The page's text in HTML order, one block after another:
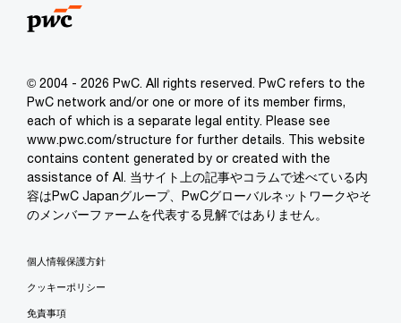
© 2004 - 2026 PwC. All rights reserved. PwC refers to the
PwC network and/or one or more of its member firms,
each of which is a separate legal entity. Please see
www.pwc.com/structure for further details. This website
contains content generated by or created with the
assistance of AI. 当サイト上の記事やコラムで述べている内
容はPwC Japanグループ、PwCグローバルネットワークやそ
のメンバーファームを代表する見解ではありません。
個人情報保護方針
クッキーポリシー
免責事項